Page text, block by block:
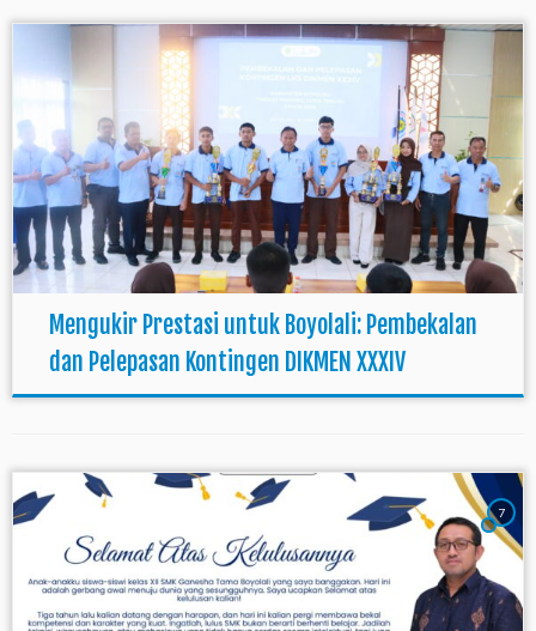
Mengukir Prestasi untuk Boyolali: Pembekalan
dan Pelepasan Kontingen DIKMEN XXXIV
7